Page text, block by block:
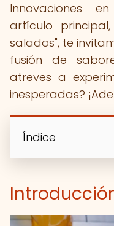
Innovaciones
artículo
salados", te
fusión de
atreves a
inesperadas?
Índice